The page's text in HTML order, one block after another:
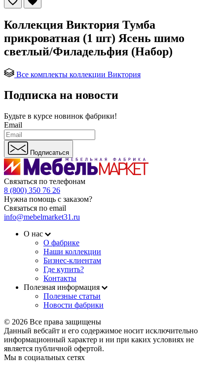
Коллекция Виктория Тумба
прикроватная (1 шт) Ясень шимо
светлый/Филадельфия (Набор)
Все комплекты коллекции Виктория
Подписка на новости
Будьте в курсе новинок фабрики!
Email
Подписаться
Связаться по телефонам
8 (800) 350 76 26
Нужна помощь с заказом?
Связаться по email
info@mebelmarket31.ru
О нас
О фабрике
Наши коллекции
Бизнес-клиентам
Где купить?
Контакты
Полезная информация
Полезные статьи
Новости фабрики
© 2026 Все права защищены
Данный вебсайт и его содержимое носит исключительно
информационный характер и ни при каких условиях не
является публичной офертой.
Мы в социальных сетях